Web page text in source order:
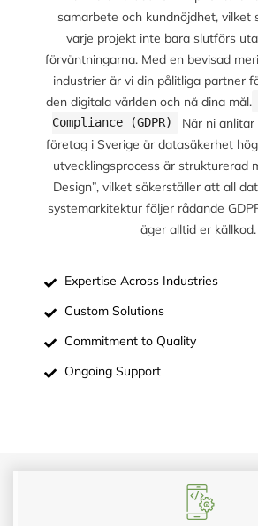
samarbete och kundnöjdhet, vilket
varje projekt inte bara slutförs
förväntningarna. Med en bevisad
industrier är vi din pålitliga partner
den digitala världen och nå dina mål.
Compliance (GDPR)
När ni
företag i Sverige är datasäkerhet
utvecklingsprocess är strukturerad
Design”, vilket säkerställer att all
systemarkitektur följer rådande
äger alltid er källkod.
Expertise Across Industries
Custom Solutions
Commitment to Quality
Ongoing Support